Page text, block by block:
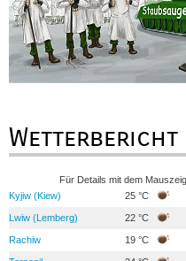
Wetterbericht
Für Details mit dem
Kyjiw (Kiew)
25 °C
Lwiw (Lemberg) 22 °C
Rachiw 19 °C